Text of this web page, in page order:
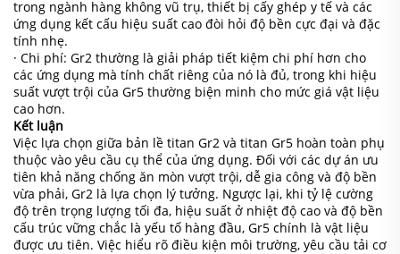
trong ngành hàng không vũ trụ, thiết bị cấy ghép y tế và các
ứng dụng kết cấu hiệu suất cao đòi hỏi độ bền cực đại và đặc
tính nhẹ.
· Chi phí: Gr2 thường là giải pháp tiết kiệm chi phí hơn cho
các ứng dụng mà tính chất riêng của nó là đủ, trong khi hiệu
suất vượt trội của Gr5 thường biện minh cho mức giá vật liệu
cao hơn.
Kết luận
Việc lựa chọn giữa bản lề titan Gr2 và titan Gr5 hoàn toàn phụ
thuộc vào yêu cầu cụ thể của ứng dụng. Đối với các dự án ưu
tiên khả năng chống ăn mòn vượt trội, dễ gia công và độ bền
vừa phải, Gr2 là lựa chọn lý tưởng. Ngược lại, khi tỷ lệ cường
độ trên trọng lượng tối đa, hiệu suất ở nhiệt độ cao và độ bền
cấu trúc vững chắc là yếu tố hàng đầu, Gr5 chính là vật liệu
được ưu tiên. Việc hiểu rõ điều kiện môi trường, yêu cầu tải cơ